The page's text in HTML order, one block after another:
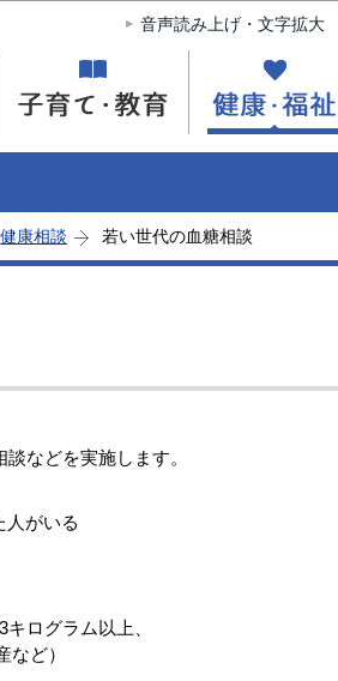
ページの本文へ移動
音声読み上げ・文字拡大
健康相談 若い世代の血糖相談
などを実施します。
人がいる
ログラム以上、
ど）